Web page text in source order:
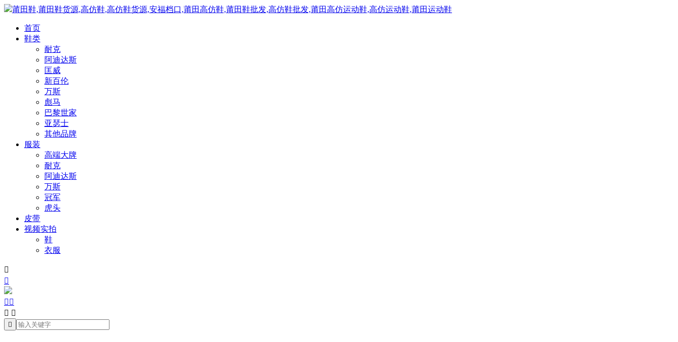
莆田鞋,莆田鞋货源,高仿鞋,高仿鞋货源,安福档口,莆田高仿鞋,莆田鞋批发,高仿鞋批发,莆田高仿运动鞋,高仿运动鞋,莆田运动鞋
首页
鞋类
耐克
阿迪达斯
匡威
新百伦
万斯
彪马
巴黎世家
亚瑟士
其他品牌
服装
高端大牌
耐克
阿迪达斯
万斯
冠军
虎头
皮带
视频实拍
鞋
衣服


 
 
